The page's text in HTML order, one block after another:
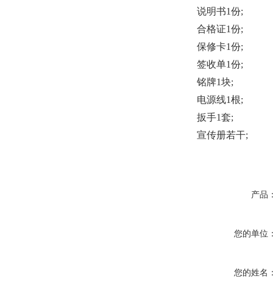
说明书1份;
合格证1份;
保修卡1份;
签收单1份;
铭牌1块;
电源线1根;
扳手1套;
宣传册若干;
产品
您的单位
您的姓名